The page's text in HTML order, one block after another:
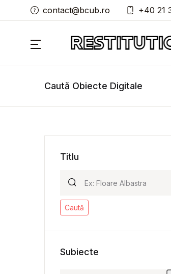
contact@bcub.ro +40 21
Caută Obiecte Digitale
Titlu
Caută
Subiecte